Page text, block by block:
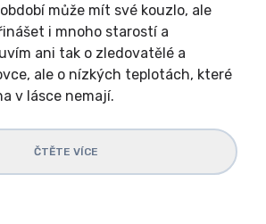
může mít své kouzlo, ale
i mnoho starostí a
ani tak o zledovatělé a
ale o nízkých teplotách, které
v lásce nemají.
ČTĚTE VÍCE